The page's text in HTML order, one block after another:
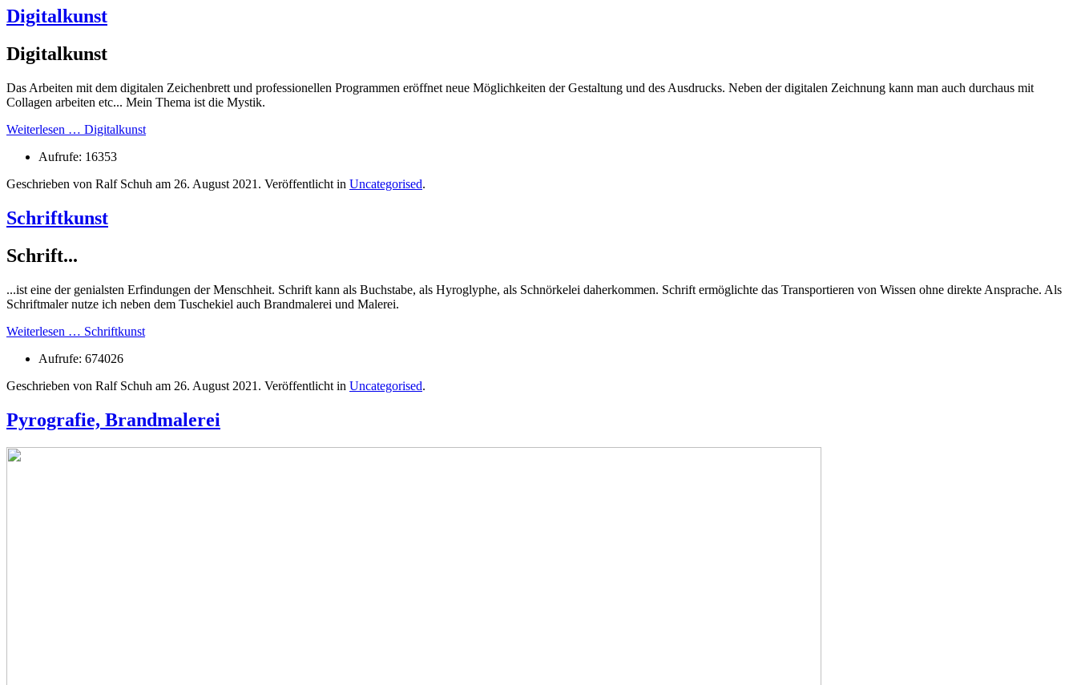
Digitalkunst
Digitalkunst
Das Arbeiten mit dem digitalen Zeichenbrett und professionellen Programmen eröffnet neue Möglichkeiten der Gestaltung und des Ausdrucks. Neben der digitalen Zeichnung kann man auch durchaus mit
Collagen arbeiten etc... Mein Thema ist die Mystik.
Weiterlesen … Digitalkunst
Aufrufe: 16353
Geschrieben von Ralf Schuh am 26. August 2021 . Veröffentlicht in Uncategorised.
Schriftkunst
Schrift...
...ist eine der genialsten Erfindungen der Menschheit. Schrift kann als Buchstabe, als Hyroglyphe, als Schnörkelei daherkommen. Schrift ermöglichte das Transportieren von Wissen ohne direkte Ansprache. Als
Schriftmaler nutze ich neben dem Tuschekiel auch Brandmalerei und Malerei.
Weiterlesen … Schriftkunst
Aufrufe: 674026
Geschrieben von Ralf Schuh am 26. August 2021 . Veröffentlicht in Uncategorised.
Pyrografie, Brandmalerei